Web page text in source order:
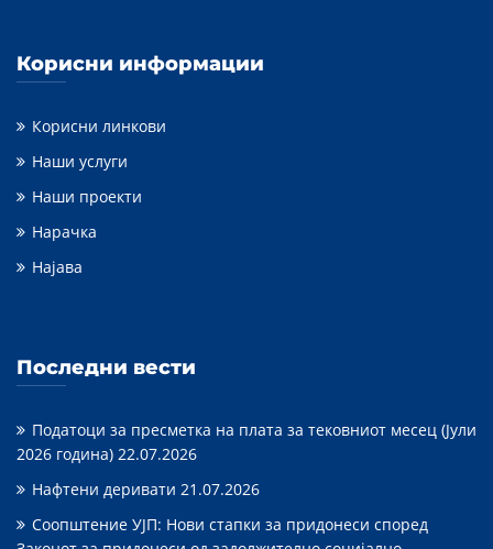
Корисни информации
Корисни линкови
Наши услуги
Наши проекти
Нарачка
Најава
Последни вести
Податоци за пресметка на плата за тековниот месец (Јули
2026 година) 22.07.2026
Нафтени деривати 21.07.2026
Соопштение УЈП: Нови стапки за придонеси според